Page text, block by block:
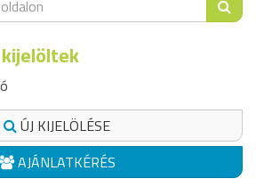
ÚJ KIJELÖLÉSE
AJÁNLATKÉRÉS